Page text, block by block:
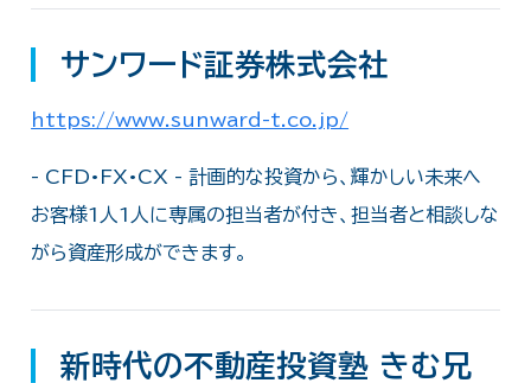
サンワード証券株式会社
https://www.sunward-t.co.jp/
- CFD•FX•CX - 計画的な投資から、輝かしい未来へ
お客様1人1人に専属の担当者が付き、担当者と相談しな
がら資産形成ができます。
新時代の不動産投資塾 きむ兄